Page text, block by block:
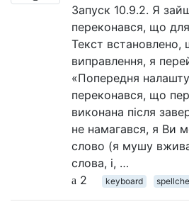
Запуск 10.9.2. Я
переконався, що
Текст
виправлення, я
«Попередня
переконався, що
виконана після
не намагався, я Ви
слово (я мушу
слова, і, …
2
keyboard